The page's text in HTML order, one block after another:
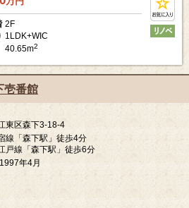
2F
1LDK+WIC
40.65m2
壱番館
東区森下3-18-4
線「森下駅」徒歩4分
戸線「森下駅」徒歩6分
1997年4月